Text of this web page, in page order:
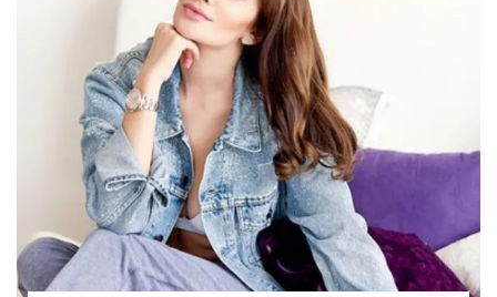
образ 16 раз в год. Ее фотографии
украсили более 700 модных глянцевых
изданий. Линда Евангелиста исчезла из
поля зрения в 2015, но лишь затем, чтобы
вернуться с триумфом в мир высокой
моды после тяжелой болезни, вновь
поразив поклонников своей неувядающей
красотой и отвагой.